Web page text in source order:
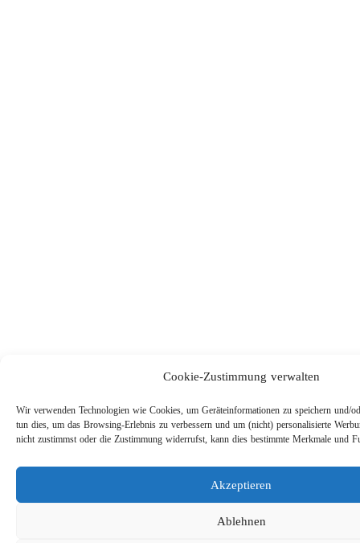
Cookie-Zustimmung verwalten
Wir verwenden Technologien wie Cookies, um Geräteinformationen zu speichern und/
tun dies, um das Browsing-Erlebnis zu verbessern und um (nicht) personalisierte
nicht zustimmst oder die Zustimmung widerrufst, kann dies bestimmte Merkmale und
Akzeptieren
Ablehnen